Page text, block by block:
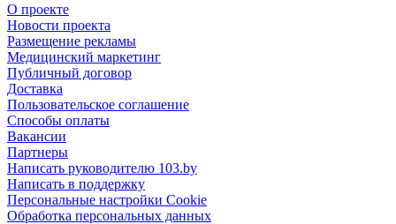
О проекте
Новости проекта
Размещение рекламы
Медицинский маркетинг
Публичный договор
Доставка
Пользовательское соглашение
Способы оплаты
Вакансии
Партнеры
Написать руководителю 103.by
Написать в поддержку
Персональные настройки Cookie
Обработка персональных данных